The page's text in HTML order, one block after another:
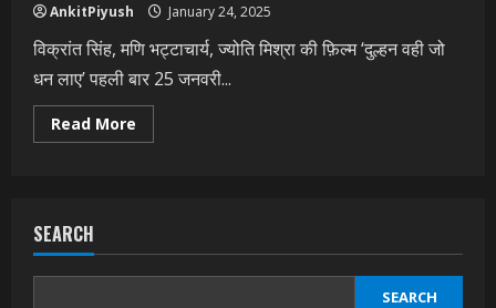
AnkitPiyush January 24, 2025
विक्रांत सिंह, मणि भट्टाचार्य, ज्योति मिश्रा की फ़िल्म ‘दुल्हन वही जो
धन लाए’ पहली बार 25 जनवरी...
Read More
more
की
फ़िल्म
SEARCH
SEARCH